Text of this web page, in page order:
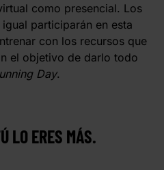
como presencial. Los
participarán en esta
con los recursos que
el objetivo de darlo todo
Day.
LO ERES MÁS.